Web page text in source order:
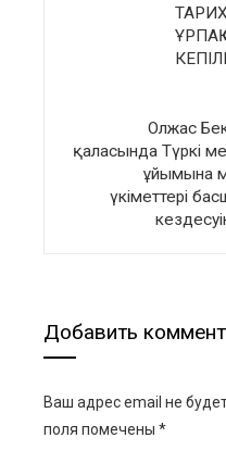
КЕПІЛІ
Олжас
қаласында Түркі
ұйымына
үкіметтері
Добавить
Ваш адрес email не
поля помечены *